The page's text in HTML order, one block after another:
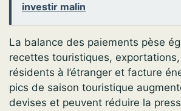
investir malin
La balance des paiements pèse
recettes touristiques,
résidents à l’étranger et facture
pics de saison touristique
devises et peuvent réduire la